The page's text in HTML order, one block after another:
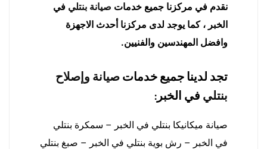
نقدم في مركزنا جميع خدمات صيانة بنتلي في
الخبر ، كما يوجد لدى مركزنا أحدث الاجهزة
وافضل المهندسين والفنيين.
تجد لدينا جميع خدماتصيانة وإصلاح
بنتلي في الخبر:
صيانة ميكانيكا بنتلي في الخبر – سمكرة بنتلي
في الخبر – رش بوية بنتلي في الخبر – صبغ بنتلي